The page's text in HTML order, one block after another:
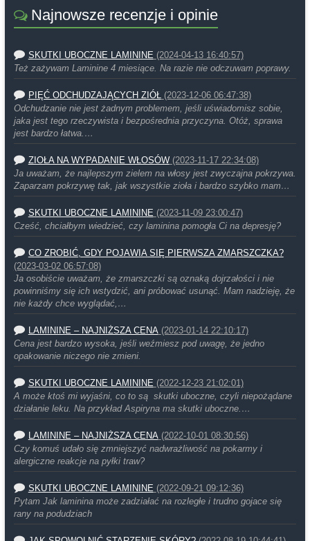
Najnowsze recenzje i opinie
SKUTKI UBOCZNE LAMININE (2024-04-13 16:40:57)
Też zażywam Laminine 4 miesiące. Na razie nie odczuwam poprawy.
PIĘĆ ODCHUDZAJĄCYCH ZIÓŁ (2023-12-06 06:47:38)
Odchudzanie nie jest żadnym problemem, jeśli uświadomisz sobie,
jaka jest tego rzeczywista i bezpośrednia przyczyna. Otóż, sprawa
jest bardzo łatwa.…
ZIOŁA NA WYPADANIE WŁOSÓW (2023-11-17 22:34:08)
Ja uważam, że najlepszym zielem na włosy jest zwyczajna pokrzywa.
Zaparzam pokrzywę tak, jak wszystkie zioła i bardzo szybko mam…
SKUTKI UBOCZNE LAMININE (2023-11-09 23:00:47)
Cześć, chciałbym wiedzieć, czy laminina pomogła Ci na depresję?
CO ZROBIĆ, GDY POJAWIA SIĘ PIERWSZA ZMARSZCZKA?
(2023-03-02 06:57:08)
Ja osobiście uważam, że zmarszczki są oznaką dojrzałości i nie
powinniśmy się ich wstydzić, ani próbować usunąć. Mam nadzieję, że
nie każdy chce wyglądać,…
LAMININE – NAJNIŻSZA CENA (2023-01-14 22:10:17)
Cena jest bardzo wysoka, jeśli weźmiesz pod uwagę, że jedno
opakowanie niczego nie zmieni.
SKUTKI UBOCZNE LAMININE (2022-12-23 21:02:01)
A może ktoś mi wyjaśni, co to są skutki uboczne, czyli niepożądane
działanie leku. Na przykład Aspiryna ma skutki uboczne.…
LAMININE – NAJNIŻSZA CENA (2022-10-01 08:30:56)
Czy komuś udało się zmniejszyć nadwrażliwość na pokarmy i
alergiczne reakcje na pyłki traw?
SKUTKI UBOCZNE LAMININE (2022-09-21 09:12:36)
Pytam Jak laminina może zadziałać na rozległe i trudno gojace się
rany na podudziach